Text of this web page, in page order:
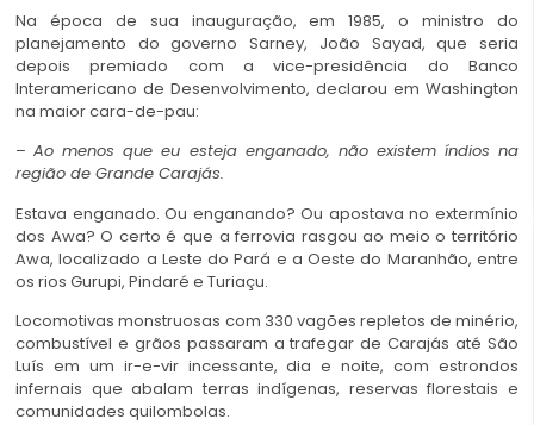
Na época de sua inauguração, em 1985, o ministro do
planejamento do governo Sarney, João Sayad, que seria
depois premiado com a vice-presidência do Banco
Interamericano de Desenvolvimento, declarou em Washington
na maior cara-de-pau:
–Ao menos que eu esteja enganado, não existem índios na
região de Grande Carajás.
Estava enganado. Ou enganando? Ou apostava no extermínio
dos Awa? O certo é que a ferrovia rasgou ao meio o território
Awa, localizado a Leste do Pará e a Oeste do Maranhão, entre
os rios Gurupi, Pindaré e Turiaçu.
Locomotivas monstruosas com 330 vagões repletos de minério,
combustível e grãos passaram a trafegar de Carajás até São
Luís em um ir-e-vir incessante, dia e noite, com estrondos
infernais que abalam terras indígenas, reservas florestais e
comunidades quilombolas.